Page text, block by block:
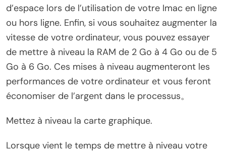
d’espace lors de l’utilisation de votre Imac en ligne
ou hors ligne. Enfin, si vous souhaitez augmenter la
vitesse de votre ordinateur, vous pouvez essayer
de mettre à niveau la RAM de 2 Go à 4 Go ou de 5
Go à 6 Go. Ces mises à niveau augmenteront les
performances de votre ordinateur et vous feront
économiser de l’argent dans le processus。
Mettez à niveau la carte graphique.
Lorsque vient le temps de mettre à niveau votre